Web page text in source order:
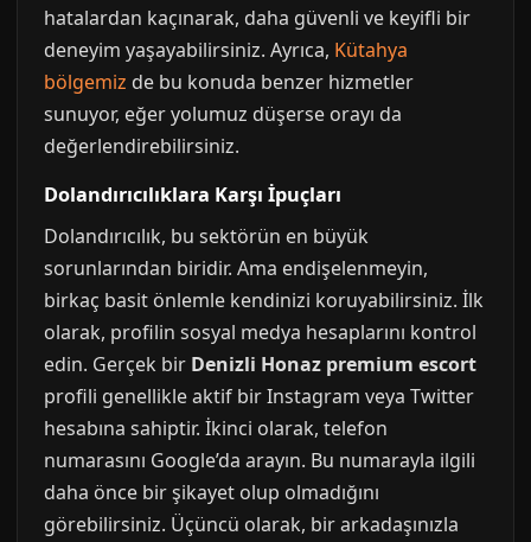
hatalardan kaçınarak, daha güvenli ve keyifli bir
deneyim yaşayabilirsiniz. Ayrıca, Kütahya
bölgemiz de bu konuda benzer hizmetler
sunuyor, eğer yolumuz düşerse orayı da
değerlendirebilirsiniz.
Dolandırıcılıklara Karşı İpuçları
Dolandırıcılık, bu sektörün en büyük
sorunlarından biridir. Ama endişelenmeyin,
birkaç basit önlemle kendinizi koruyabilirsiniz. İlk
olarak, profilin sosyal medya hesaplarını kontrol
edin. Gerçek bir Denizli Honaz premium escort
profili genellikle aktif bir Instagram veya Twitter
hesabına sahiptir. İkinci olarak, telefon
numarasını Google’da arayın. Bu numarayla ilgili
daha önce bir şikayet olup olmadığını
görebilirsiniz. Üçüncü olarak, bir arkadaşınızla